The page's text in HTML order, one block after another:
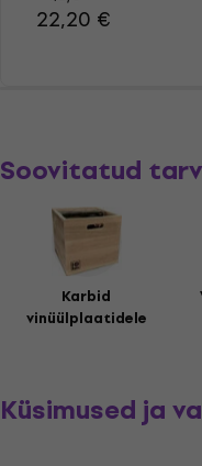
22,20 €
Soovitatud
Karbid
vinüülplaatidele
Küsimused ja